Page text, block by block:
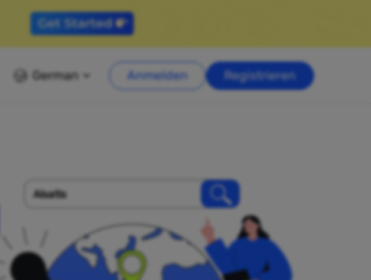
German Anmelden Registrieren
Alsatis